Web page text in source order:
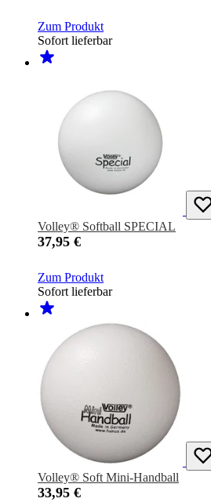
Zum Produkt
Sofort lieferbar
Volley® Softball SPECIAL
37,95 €
Zum Produkt
Sofort lieferbar
Volley® Soft Mini-Handball
33,95 €